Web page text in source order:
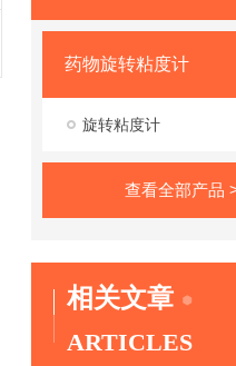
药物旋转粘度计
旋转粘度计
查看全部产品
相关文章
ARTICLES